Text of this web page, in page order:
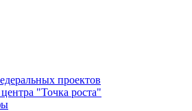
проектов
"Точка роста"